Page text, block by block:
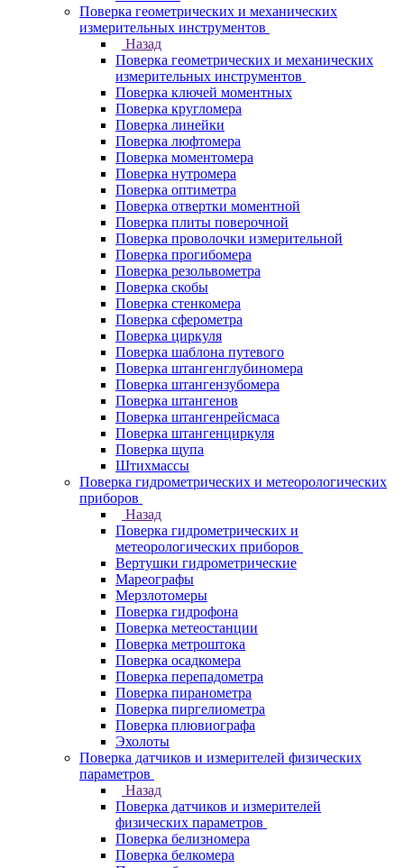
Поверка геометрических и механических
измерительных инструментов
Назад
Поверка геометрических и механических
измерительных инструментов
Поверка ключей моментных
Поверка кругломера
Поверка линейки
Поверка люфтомера
Поверка моментомера
Поверка нутромера
Поверка оптиметра
Поверка отвертки моментной
Поверка плиты поверочной
Поверка проволочки измерительной
Поверка прогибомера
Поверка резольвометра
Поверка скобы
Поверка стенкомера
Поверка сферометра
Поверка циркуля
Поверка шаблона путевого
Поверка штангенглубиномера
Поверка штангензубомера
Поверка штангенов
Поверка штангенрейсмаса
Поверка штангенциркуля
Поверка щупа
Штихмассы
Поверка гидрометрических и метеорологических
приборов
Назад
Поверка гидрометрических и
метеорологических приборов
Вертушки гидрометрические
Мареографы
Мерзлотомеры
Поверка гидрофона
Поверка метеостанции
Поверка метроштока
Поверка осадкомера
Поверка перепадометра
Поверка пиранометра
Поверка пиргелиометра
Поверка плювиографа
Эхолоты
Поверка датчиков и измерителей физических
параметров
Назад
Поверка датчиков и измерителей
физических параметров
Поверка белизномера
Поверка белкомера